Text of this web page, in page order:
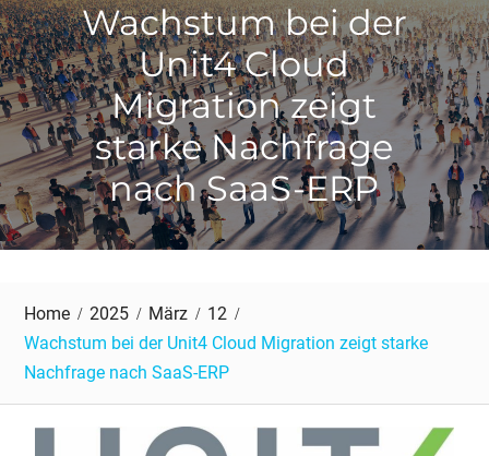
Wachstum bei der
Unit4 Cloud
Migration zeigt
starke Nachfrage
nach SaaS-ERP
Home 2025 März
12
Wachstum bei der Unit4 Cloud Migration zeigt starke
Nachfrage nach SaaS-ERP